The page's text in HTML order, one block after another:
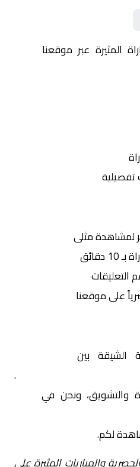
المثيرة عبر موقعنا
لمشاهدة مثلى
على موقعنا
الشيقة بين
.
والتشويق، ونحن في
لكم.
والمباريات المثيرة على